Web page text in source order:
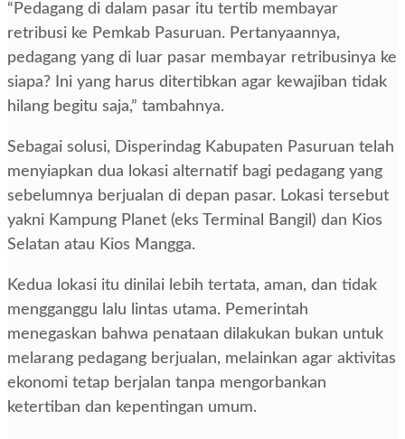
“Pedagang di dalam pasar itu tertib membayar
retribusi ke Pemkab Pasuruan. Pertanyaannya,
pedagang yang di luar pasar membayar retribusinya ke
siapa? Ini yang harus ditertibkan agar kewajiban tidak
hilang begitu saja,” tambahnya.
Sebagai solusi, Disperindag Kabupaten Pasuruan telah
menyiapkan dua lokasi alternatif bagi pedagang yang
sebelumnya berjualan di depan pasar. Lokasi tersebut
yakni Kampung Planet (eks Terminal Bangil) dan Kios
Selatan atau Kios Mangga.
Kedua lokasi itu dinilai lebih tertata, aman, dan tidak
mengganggu lalu lintas utama. Pemerintah
menegaskan bahwa penataan dilakukan bukan untuk
melarang pedagang berjualan, melainkan agar aktivitas
ekonomi tetap berjalan tanpa mengorbankan
ketertiban dan kepentingan umum.